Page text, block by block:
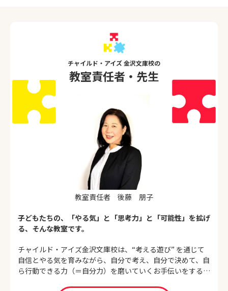
チャイルド・アイズ 金沢文庫校の
教室責任者・先生
教室責任者 後藤 朋子
子どもたちの、「やる気」と「思考力」と「可能性」を拡げ
る、そんな教室です。
チャイルド・アイズ金沢文庫校は、“考える遊び” を通じて
自信とやる気を育みながら、自分で考え、自分で決めて、自
ら行動できる力（＝自分力）を磨いていくお手伝いをする教